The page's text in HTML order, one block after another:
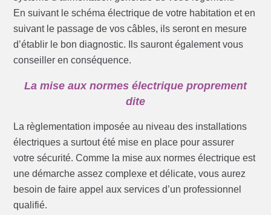
En suivant le schéma électrique de votre habitation et en
suivant le passage de vos câbles, ils seront en mesure
d’établir le bon diagnostic. Ils sauront également vous
conseiller en conséquence.
La mise aux normes électrique proprement
dite
La règlementation imposée au niveau des installations
électriques a surtout été mise en place pour assurer
votre sécurité. Comme la mise aux normes électrique est
une démarche assez complexe et délicate, vous aurez
besoin de faire appel aux services d’un professionnel
qualifié.